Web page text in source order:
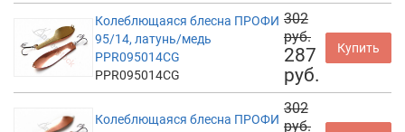
Колеблющаяся блесна ПРОФИ
95/14, латунь/медь
PPR095014CG
PPR095014CG
302
руб.
287
руб.
Купить
Колеблющаяся блесна ПРОФИ
302
руб.